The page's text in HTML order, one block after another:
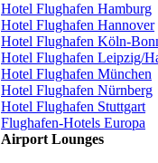
Hotel Flughafen Hamburg
Hotel Flughafen Hannover
Hotel Flughafen Köln-
Hotel Flughafen Leipzig/
Hotel Flughafen München
Hotel Flughafen Nürnberg
Hotel Flughafen Stuttgart
Flughafen-Hotels Europa
Airport Lounges